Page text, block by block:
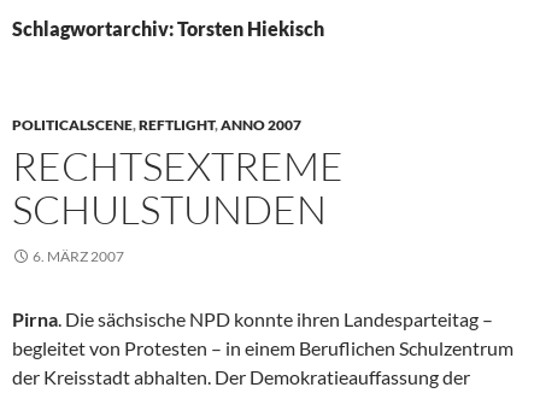
Schlagwortarchiv: Torsten Hiekisch
POLITICALSCENE,REFTLIGHT,ANNO 2007
RECHTSEXTREME
SCHULSTUNDEN
6. MÄRZ 2007
Pirna. Die sächsische NPD konnte ihren Landesparteitag –
begleitet von Protesten – in einem Beruflichen Schulzentrum
der Kreisstadt abhalten. Der Demokratieauffassung der